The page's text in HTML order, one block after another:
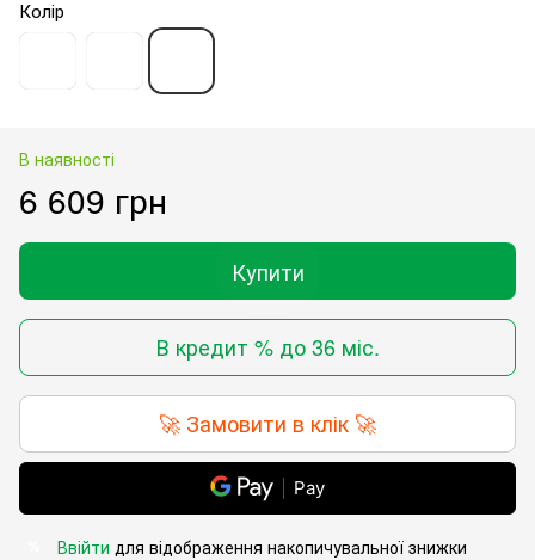
Колір
В наявності
6 609 грн
Купити
В кредит % до 36 міс.
🚀 Замовити в клік 🚀
Pay
Ввійти для відображення накопичувальної знижки